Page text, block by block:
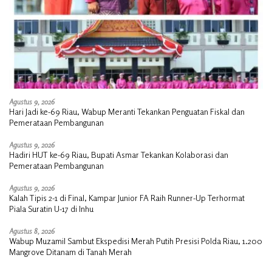
Agustus 9, 2026
Hari Jadi ke-69 Riau, Wabup Meranti Tekankan Penguatan Fiskal dan
Pemerataan Pembangunan
Agustus 9, 2026
Hadiri HUT ke-69 Riau, Bupati Asmar Tekankan Kolaborasi dan
Pemerataan Pembangunan
Agustus 9, 2026
Kalah Tipis 2-1 di Final, Kampar Junior FA Raih Runner-Up Terhormat
Piala Suratin U-17 di Inhu
Agustus 8, 2026
Wabup Muzamil Sambut Ekspedisi Merah Putih Presisi Polda Riau, 1.200
Mangrove Ditanam di Tanah Merah